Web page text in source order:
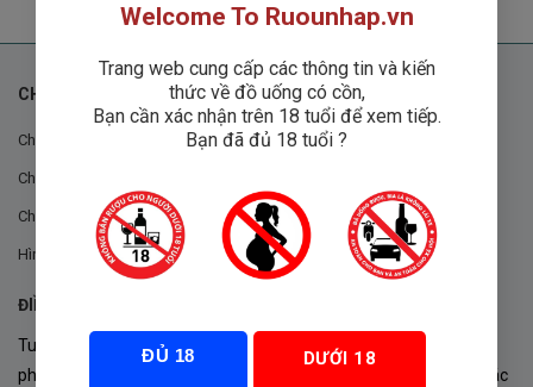
CHÍNH SÁCH
Chính sách chung
Chính sách đổi trả
Chính sách mua hàng
Hình thức thanh toán
ĐIỀU KHOẢN VÀ CHÍNH SÁCH
Tuân thủ Nghị định 105/2017/NĐ-CP ngày 14/9/2017 của Chính
phủ về sản xuất, kinh doanh rượu. Tuân thủ Luật “phòng chống tác
Welcome To Ruounhap.vn
Trang web cung cấp các thông tin và kiến
thức về đồ uống có cồn,
Bạn cần xác nhận trên 18 tuổi để xem tiếp.
Bạn đã đủ 18 tuổi ?
ĐỦ 18
DƯỚI 18